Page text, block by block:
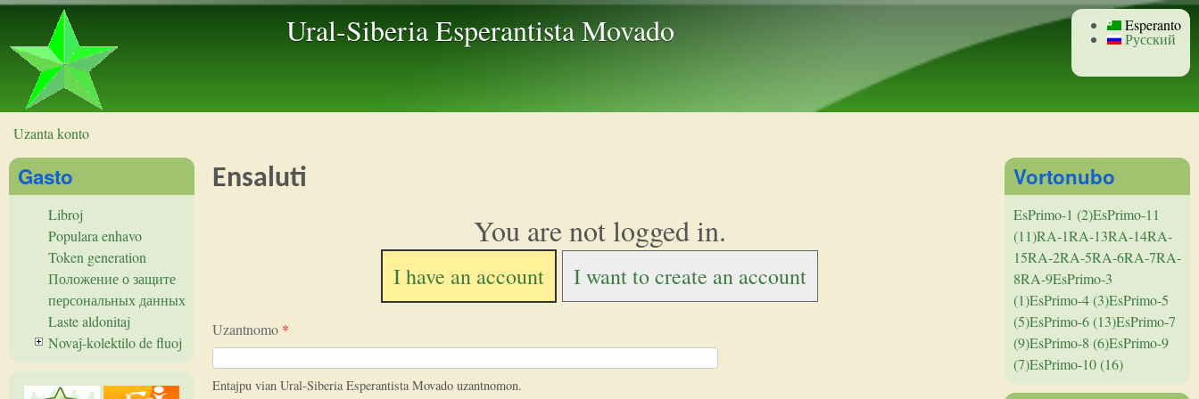
Ural-Siberia Esperantista Movado Esperanto
Русский
Vi estas ĉi tie
Uzanta konto
Ensaluti
You are not logged in.
I have an account I want to create an account
Uzantnomo *
Entajpu vian Ural-Siberia Esperantista Movado uzantnomon.
Gasto
Libroj
Populara enhavo
Token generation
Положение о защите
персональных данных
Laste aldonitaj
Novaĵ-kolektilo de fluoj
Vortonubo
EsPrimo-1 (2)EsPrimo-11
(11)RA-1RA-13RA-14RA-
15RA-2RA-5RA-6RA-7RA-
8RA-9EsPrimo-3
(1)EsPrimo-4 (3)EsPrimo-5
(5)EsPrimo-6 (13)EsPrimo-7
(9)EsPrimo-8 (6)EsPrimo-9
(7)EsPrimo-10 (16)